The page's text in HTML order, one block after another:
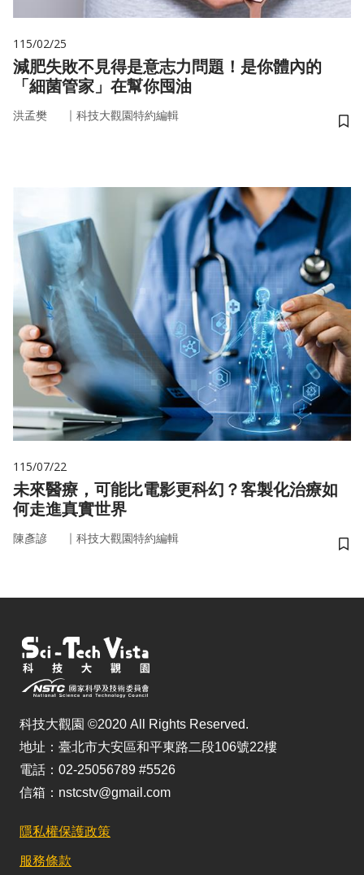
115/02/25
減肥失敗不見得是意志力問題！是你體內的
「細菌管家」在幫你囤油
洪孟樊 ｜ 科技大觀園特約編輯
儲
115/07/22
未來醫療，可能比電影更科幻？客製化治療如
何走進真實世界
陳彥諺 ｜ 科技大觀園特約編輯
儲
科技大觀園 ©2020 All Rights Reserved.
地址：臺北市大安區和平東路二段106號22樓
電話：02-25056789 #5526
信箱：nstcstv@gmail.com
隱私權保護政策
服務條款